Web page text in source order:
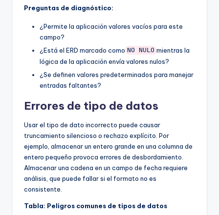
Preguntas de diagnóstico:
¿Permite la aplicación valores vacíos para este
campo?
¿Está el ERD marcado como NO NULO mientras la
lógica de la aplicación envía valores nulos?
¿Se definen valores predeterminados para manejar
entradas faltantes?
Errores de tipo de datos
Usar el tipo de dato incorrecto puede causar
truncamiento silencioso o rechazo explícito. Por
ejemplo, almacenar un entero grande en una columna de
entero pequeño provoca errores de desbordamiento.
Almacenar una cadena en un campo de fecha requiere
análisis, que puede fallar si el formato no es
consistente.
Tabla: Peligros comunes de tipos de datos